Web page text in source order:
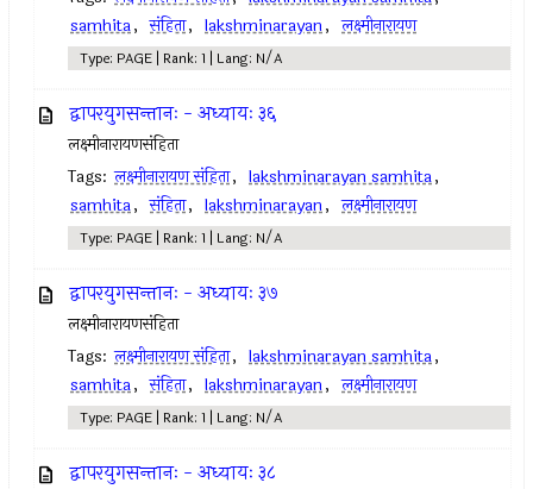
samhita, संहिता, lakshminarayan, लक्ष्मीनारायण
Type: PAGE | Rank: 1 | Lang: N/A
द्वापरयुगसन्तानः - अध्यायः ३६
लक्ष्मीनारायणसंहिता
Tags: लक्ष्मीनारायण संहिता, lakshminarayan samhita,
samhita, संहिता, lakshminarayan, लक्ष्मीनारायण
Type: PAGE | Rank: 1 | Lang: N/A
द्वापरयुगसन्तानः - अध्यायः ३७
लक्ष्मीनारायणसंहिता
Tags: लक्ष्मीनारायण संहिता, lakshminarayan samhita,
samhita, संहिता, lakshminarayan, लक्ष्मीनारायण
Type: PAGE | Rank: 1 | Lang: N/A
द्वापरयुगसन्तानः - अध्यायः ३८